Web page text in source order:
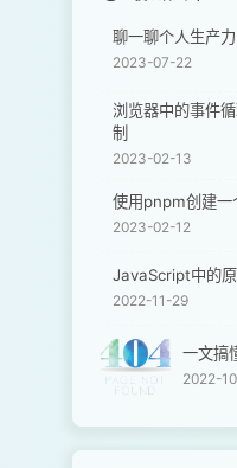
聊一聊个人生产
2023-07-22
浏览器中的事件
制
2023-02-13
使用pnpm创建
2023-02-12
JavaScript中的
2022-11-29
一文搞
2022-